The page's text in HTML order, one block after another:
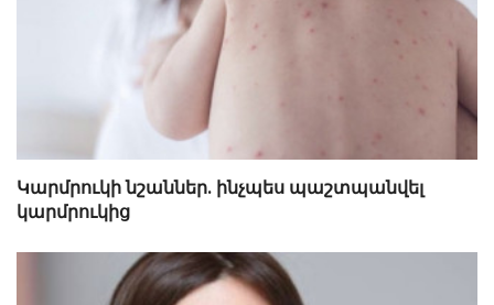
Կարմրուկի նշաններ. ինչպես պաշտպանվել
կարմրուկից